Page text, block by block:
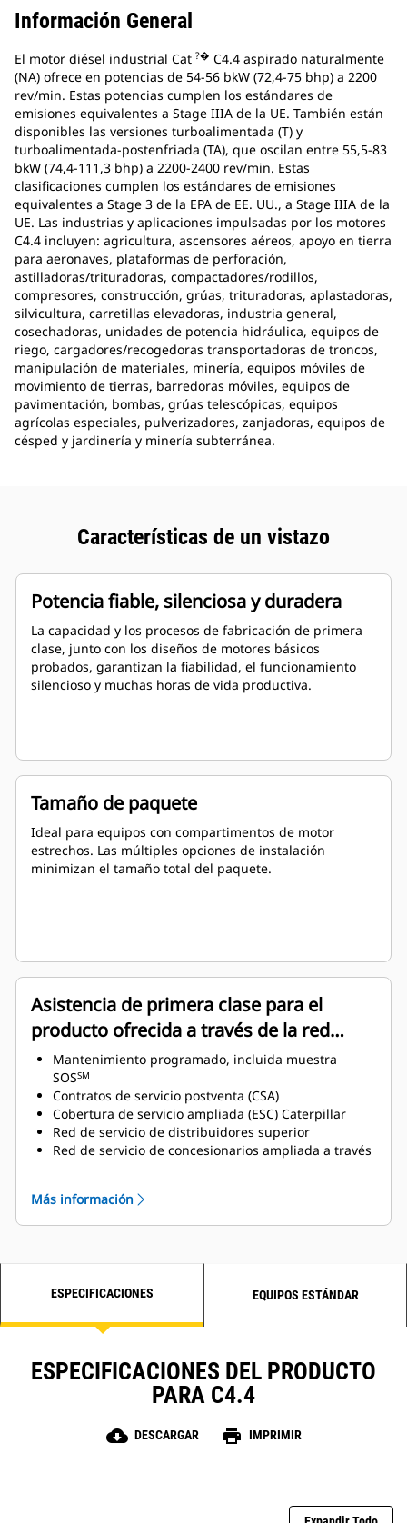
Información General
El motor diésel industrial Cat ?� C4.4 aspirado naturalmente
(NA) ofrece en potencias de 54-56 bkW (72,4-75 bhp) a 2200
rev/min. Estas potencias cumplen los estándares de
emisiones equivalentes a Stage IIIA de la UE. También están
disponibles las versiones turboalimentada (T) y
turboalimentada-postenfriada (TA), que oscilan entre 55,5-83
bkW (74,4-111,3 bhp) a 2200-2400 rev/min. Estas
clasificaciones cumplen los estándares de emisiones
equivalentes a Stage 3 de la EPA de EE. UU., a Stage IIIA de la
UE. Las industrias y aplicaciones impulsadas por los motores
C4.4 incluyen: agricultura, ascensores aéreos, apoyo en tierra
para aeronaves, plataformas de perforación,
astilladoras/trituradoras, compactadores/rodillos,
compresores, construcción, grúas, trituradoras, aplastadoras,
silvicultura, carretillas elevadoras, industria general,
cosechadoras, unidades de potencia hidráulica, equipos de
riego, cargadores/recogedoras transportadoras de troncos,
manipulación de materiales, minería, equipos móviles de
movimiento de tierras, barredoras móviles, equipos de
pavimentación, bombas, grúas telescópicas, equipos
agrícolas especiales, pulverizadores, zanjadoras, equipos de
césped y jardinería y minería subterránea.
Características de un vistazo
Potencia fiable, silenciosa y duradera
La capacidad y los procesos de fabricación de primera
clase, junto con los diseños de motores básicos
probados, garantizan la fiabilidad, el funcionamiento
silencioso y muchas horas de vida productiva.
Tamaño de paquete
Ideal para equipos con compartimentos de motor
estrechos. Las múltiples opciones de instalación
minimizan el tamaño total del paquete.
Asistencia de primera clase para el
producto ofrecida a través de la red
global de distribuidores Cat
Mantenimiento programado, incluida muestra
SOSSM
Contratos de servicio postventa (CSA)
Cobertura de servicio ampliada (ESC) Caterpillar
Red de servicio de distribuidores superior
Red de servicio de concesionarios ampliada a través
Más información
ESPECIFICACIONES EQUIPOS ESTÁNDAR
ESPECIFICACIONES DEL PRODUCTO
PARA C4.4
cloud_download DESCARGAR print IMPRIMIR